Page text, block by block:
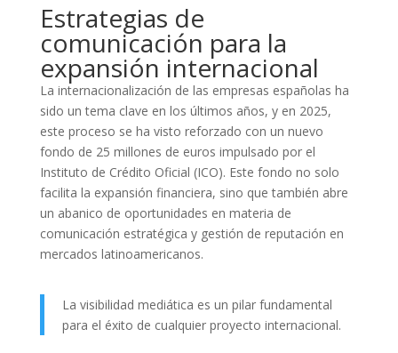
Estrategias de
comunicación para la
expansión internacional
La internacionalización de las empresas españolas ha
sido un tema clave en los últimos años, y en 2025,
este proceso se ha visto reforzado con un nuevo
fondo de 25 millones de euros impulsado por el
Instituto de Crédito Oficial (ICO). Este fondo no solo
facilita la expansión financiera, sino que también abre
un abanico de oportunidades en materia de
comunicación estratégica y gestión de reputación en
mercados latinoamericanos.
La visibilidad mediática es un pilar fundamental
para el éxito de cualquier proyecto internacional.